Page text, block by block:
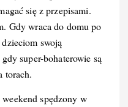
się z przepisami.
Gdy wraca do domu po
swoją
super-bohaterowie są
torach.
spędzony w